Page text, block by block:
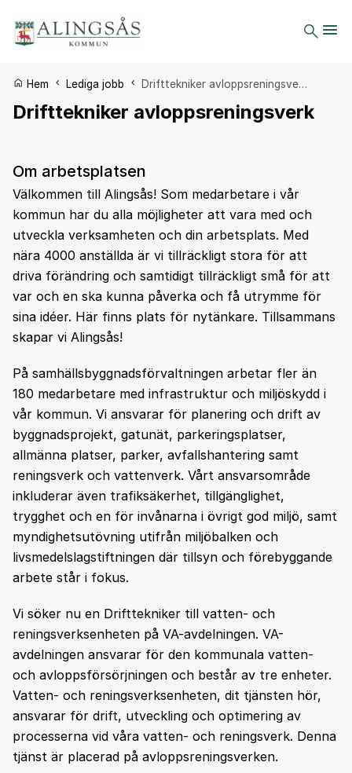
Du är här:
Hem Lediga jobb Drifttekniker avloppsreningsve…
Drifttekniker avloppsreningsverk
Om arbetsplatsen
Välkommen till Alingsås! Som medarbetare i vår
kommun har du alla möjligheter att vara med och
utveckla verksamheten och din arbetsplats. Med
nära 4000 anställda är vi tillräckligt stora för att
driva förändring och samtidigt tillräckligt små för att
var och en ska kunna påverka och få utrymme för
sina idéer. Här finns plats för nytänkare. Tillsammans
skapar vi Alingsås!
På samhällsbyggnadsförvaltningen arbetar fler än
180 medarbetare med infrastruktur och miljöskydd i
vår kommun. Vi ansvarar för planering och drift av
byggnadsprojekt, gatunät, parkeringsplatser,
allmänna platser, parker, avfallshantering samt
reningsverk och vattenverk. Vårt ansvarsområde
inkluderar även trafiksäkerhet, tillgänglighet,
trygghet och en för invånarna i övrigt god miljö, samt
myndighetsutövning utifrån miljöbalken och
livsmedelslagstiftningen där tillsyn och förebyggande
arbete står i fokus.
Vi söker nu en Drifttekniker till vatten- och
reningsverksenheten på VA-avdelningen. VA-
avdelningen ansvarar för den kommunala vatten-
och avloppsförsörjningen och består av tre enheter.
Vatten- och reningsverksenheten, dit tjänsten hör,
ansvarar för drift, utveckling och optimering av
processerna vid våra vatten- och reningsverk. Denna
tjänst är placerad på avloppsreningsverken.